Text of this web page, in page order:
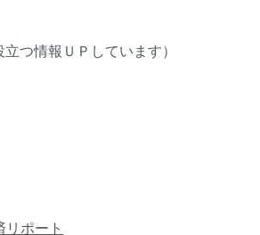
つ情報ＵＰしています）
ポート